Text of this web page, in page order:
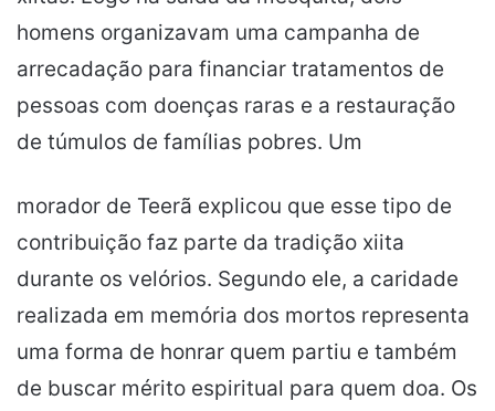
homens organizavam uma campanha de
arrecadação para financiar tratamentos de
pessoas com doenças raras e a restauração
de túmulos de famílias pobres. Um
morador de Teerã explicou que esse tipo de
contribuição faz parte da tradição xiita
durante os velórios. Segundo ele, a caridade
realizada em memória dos mortos representa
uma forma de honrar quem partiu e também
de buscar mérito espiritual para quem doa. Os